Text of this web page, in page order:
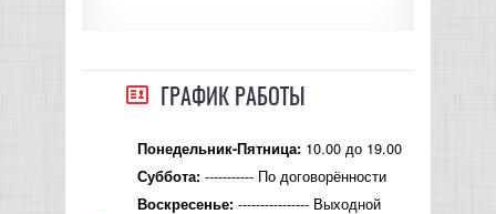
ГРАФИК РАБОТЫ
Понедельник-Пятница: 10.00 до 19.00
Суббота: ----------- По договорённости
Воскресенье: ---------------- Выходной